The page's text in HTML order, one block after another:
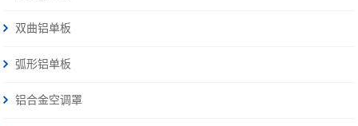
双曲铝单板
弧形铝单板
铝合金空调罩